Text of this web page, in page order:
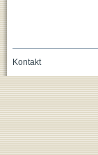
Kontakt